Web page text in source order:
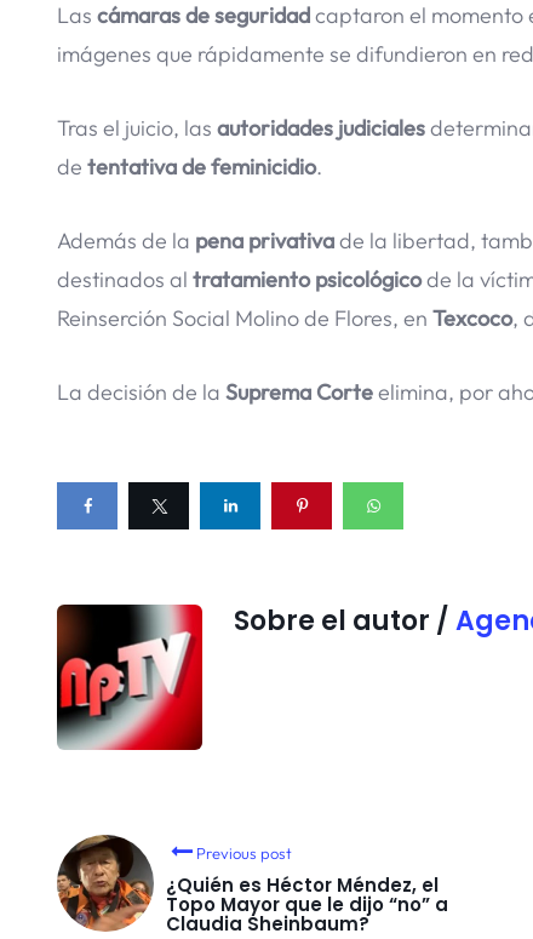
Las cámaras de seguridadcaptaron el momento
imágenes que rápidamente se difundieron en
Tras el juicio, las autoridades judiciales
de tentativa de feminicidio.
Además de la pena privativade la libertad,
destinados al tratamiento psicológicode la
Reinserción Social Molino de Flores, en Texcoco,
La decisión de la Suprema Corteelimina, por
Sobre el autor /
Previous post
¿Quién es Héctor Méndez, el
Topo Mayor que le dijo “no” a
Claudia Sheinbaum?